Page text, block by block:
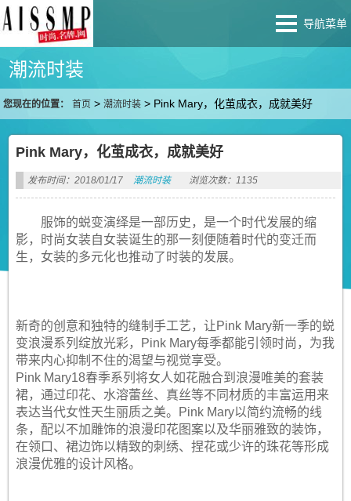
导航菜单
潮流时装
您现在的位置： 首页 >潮流时装 > Pink Mary，化茧成衣，成就美好
Pink Mary，化茧成衣，成就美好
发布时间：2018/01/17 潮流时装 浏览次数：1135
服饰的蜕变演绎是一部历史，是一个时代发展的缩
影，时尚女装自女装诞生的那一刻便随着时代的变迁而
生，女装的多元化也推动了时装的发展。
新奇的创意和独特的缝制手工艺，让Pink Mary新一季的蜕
变浪漫系列绽放光彩，Pink Mary每季都能引领时尚，为我
带来内心抑制不住的渴望与视觉享受。
Pink Mary18春季系列将女人如花融合到浪漫唯美的套装
裙，通过印花、水溶蕾丝、真丝等不同材质的丰富运用来
表达当代女性天生丽质之美。Pink Mary以简约流畅的线
条，配以不加雕饰的浪漫印花图案以及华丽雅致的装饰，
在领口、裙边饰以精致的刺绣、捏花或少许的珠花等形成
浪漫优雅的设计风格。